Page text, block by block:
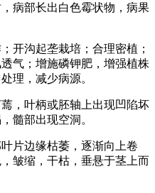
病部长出白色霉状物，病果
沟起垄栽培；合理密植；
气；增施磷钾肥，增强植株
理，减少病源。
叶柄或胚轴上出现凹陷坏
髓部出现空洞。
边缘枯萎，逐渐向上卷
皱缩，干枯，垂悬于茎上而